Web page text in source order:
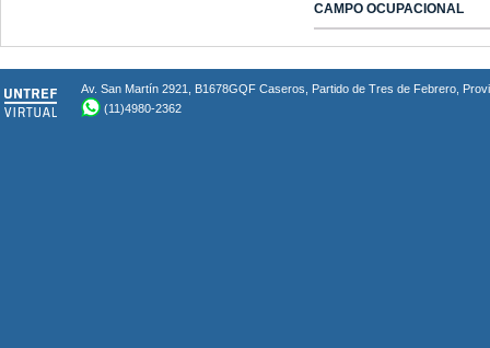
CAMPO OCUPACIONAL
Av. San Martín 2921, B1678GQF Caseros, Partido de Tres de Febrero,
(11)4980-2362